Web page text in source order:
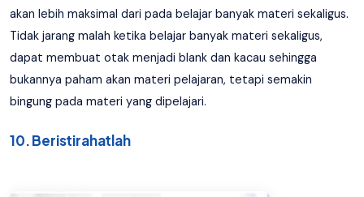
akan lebih maksimal dari pada belajar banyak materi sekaligus.
Tidak jarang malah ketika belajar banyak materi sekaligus,
dapat membuat otak menjadi blank dan kacau sehingga
bukannya paham akan materi pelajaran, tetapi semakin
bingung pada materi yang dipelajari.
10. Beristirahatlah